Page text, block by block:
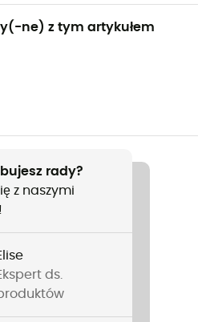
ne) z tym artykułem
rady?
z naszymi
ds.